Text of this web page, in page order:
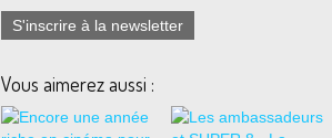
S'inscrire à la newsletter
Vous aimerez aussi :